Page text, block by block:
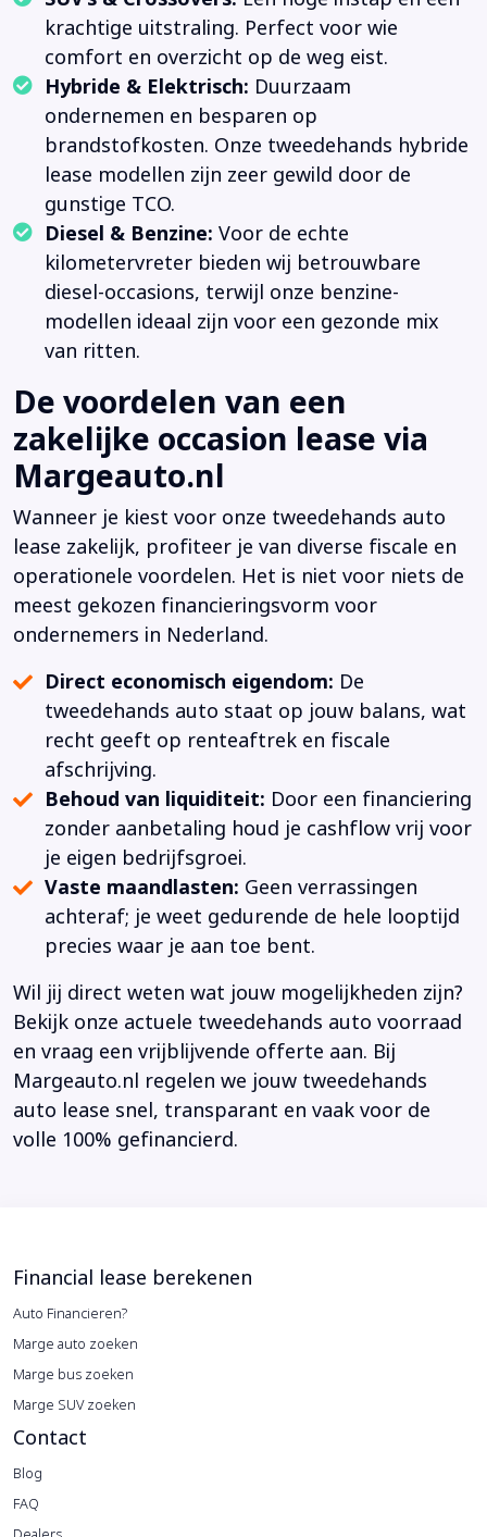
krachtige uitstraling. Perfect voor wie
comfort en overzicht op de weg eist.
Hybride & Elektrisch: Duurzaam
ondernemen en besparen op
brandstofkosten. Onze tweedehands hybride
lease modellen zijn zeer gewild door de
gunstige TCO.
Diesel & Benzine: Voor de echte
kilometervreter bieden wij betrouwbare
diesel-occasions, terwijl onze benzine-
modellen ideaal zijn voor een gezonde mix
van ritten.
De voordelen van een
zakelijke occasion lease via
Margeauto.nl
Wanneer je kiest voor onze tweedehands auto
lease zakelijk, profiteer je van diverse fiscale en
operationele voordelen. Het is niet voor niets de
meest gekozen financieringsvorm voor
ondernemers in Nederland.
Direct economisch eigendom: De
tweedehands auto staat op jouw balans, wat
recht geeft op renteaftrek en fiscale
afschrijving.
Behoud van liquiditeit: Door een financiering
zonder aanbetaling houd je cashflow vrij voor
je eigen bedrijfsgroei.
Vaste maandlasten: Geen verrassingen
achteraf; je weet gedurende de hele looptijd
precies waar je aan toe bent.
Wil jij direct weten wat jouw mogelijkheden zijn?
Bekijk onze actuele tweedehands auto voorraad
en vraag een vrijblijvende offerte aan. Bij
Margeauto.nl regelen we jouw tweedehands
auto lease snel, transparant en vaak voor de
volle 100% gefinancierd.
Financial lease berekenen
Auto Financieren?
Marge auto zoeken
Marge bus zoeken
Marge SUV zoeken
Contact
Blog
FAQ